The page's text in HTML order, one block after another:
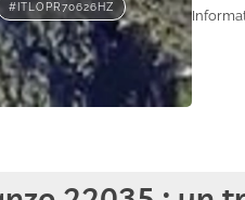
#ITLOPR70626HZ